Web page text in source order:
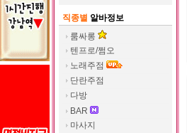
직종별 알바정보
룸싸롱
텐프로/쩜오
노래주점
단란주점
다방
BAR
마사지